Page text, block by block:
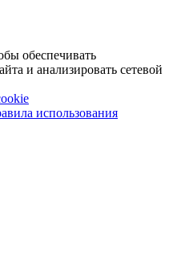
обеспечивать
и анализировать сетевой
использования